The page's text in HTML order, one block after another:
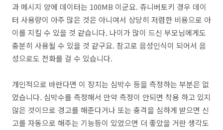
과 메시지 양에 데이터는 100MB 이군요. 쥬니버토키 경우 데이
터 사용량이 아주 많은 것은 아니여서 상당히 저렴한 비용으로 아
이를 지킬 수 있을 것 같습니다. 나이가 많이 드신 부모님에게도
충분히 사용될 수 있을 것 같구요. 참고로 음성인식이 되어서 음
성으로도 전화를 걸 수 있습니다.
개인적으로 바란다면 이 장치는 심박수 등을 측정하는 부분은 없
었습니다. 심박수를 측정해서 만약 측정이 안되면 착용 하고 있지
않은 것이므로 경고를 해준다거나 또는 충격을 심하게 받으면 신
고를 자동으로 해주는 기능등이 있었으면 더 좋았을 거란 생각도